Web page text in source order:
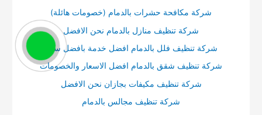
شركة مكافحة حشرات بالدمام (خصومات هائلة)
شركة تنظيف منازل بالدمام نحن الافضل
شركة تنظيف فلل بالدمام افضل خدمة بافضل سعر
شركة تنظيف شقق بالدمام افضل الاسعار والخصومات
شركة تنظيف مكيفات بجازان نحن الافضل
شركة تنظيف مجالس بالدمام